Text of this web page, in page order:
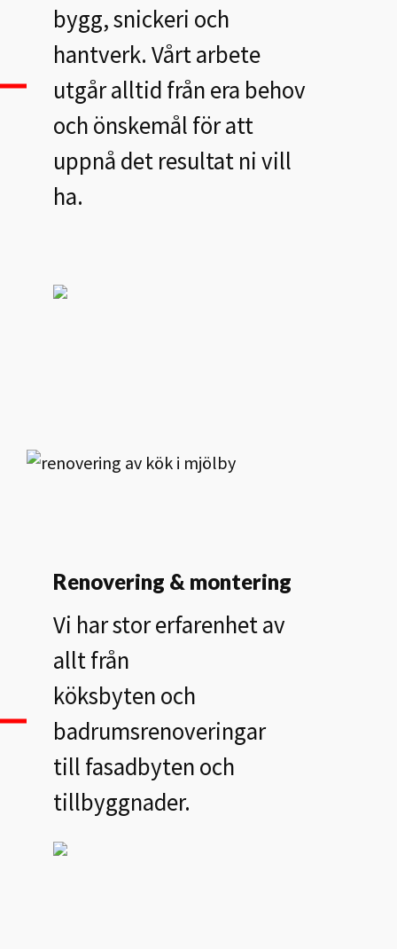
bygg, snickeri och
hantverk. Vårt arbete
utgår alltid från era behov
och önskemål för att
uppnå det resultat ni vill
ha.
Renovering & montering
Vi har stor erfarenhet av
allt från
köksbyten och
badrumsrenoveringar
till fasadbyten och
tillbyggnader.